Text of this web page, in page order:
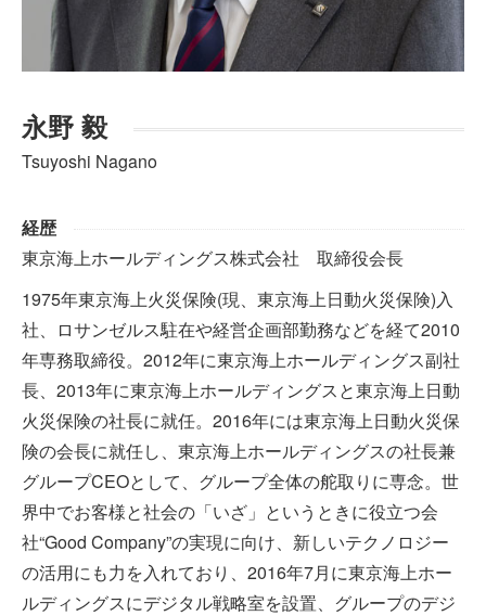
永野 毅
Tsuyoshi Nagano
経歴
東京海上ホールディングス株式会社 取締役会長
1975年東京海上火災保険(現、東京海上日動火災保険)入
社、ロサンゼルス駐在や経営企画部勤務などを経て2010
年専務取締役。2012年に東京海上ホールディングス副社
長、2013年に東京海上ホールディングスと東京海上日動
火災保険の社長に就任。2016年には東京海上日動火災保
険の会長に就任し、東京海上ホールディングスの社長兼
グループCEOとして、グループ全体の舵取りに専念。世
界中でお客様と社会の「いざ」というときに役立つ会
社“Good Company”の実現に向け、新しいテクノロジー
の活用にも力を入れており、2016年7月に東京海上ホー
ルディングスにデジタル戦略室を設置、グループのデジ